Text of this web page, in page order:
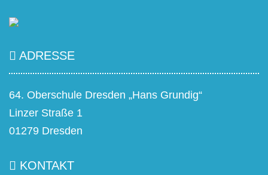
ADRESSE
64. Oberschule Dresden „Hans Grundig“
Linzer Straße 1
01279 Dresden
KONTAKT